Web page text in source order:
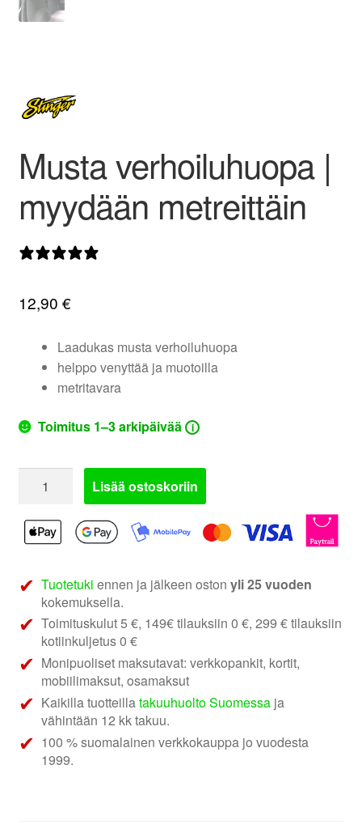
Musta verhoiluhuopa |
myydään metreittäin
12,90 €
Laadukas musta verhoiluhuopa
helppo venyttää ja muotoilla
metritavara
Toimitus 1–3 arkipäivää i
verhoiluhuopa
myydään
määrä
Lisää ostoskoriin
Tuotetuki ennen ja jälkeen ostonyli 25 vuoden
kokemuksella.
Toimituskulut 5 €, 149€ tilauksiin 0 €, 299 € tilauksiin
kotiinkuljetus 0 €
Monipuoliset maksutavat: verkkopankit, kortit,
mobiilimaksut, osamaksut
Kaikilla tuotteillatakuuhuolto Suomessa ja
vähintään 12 kk takuu.
100 % suomalainen verkkokauppa jo vuodesta
1999.